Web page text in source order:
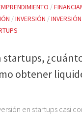
/
/INVERSIÓN /
startups,
obtener
en startups casi